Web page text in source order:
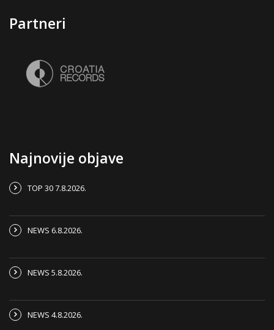
Partneri
Najnovije objave
TOP 30 7.8.2026.
NEWS 6.8.2026.
NEWS 5.8.2026.
NEWS 4.8.2026.